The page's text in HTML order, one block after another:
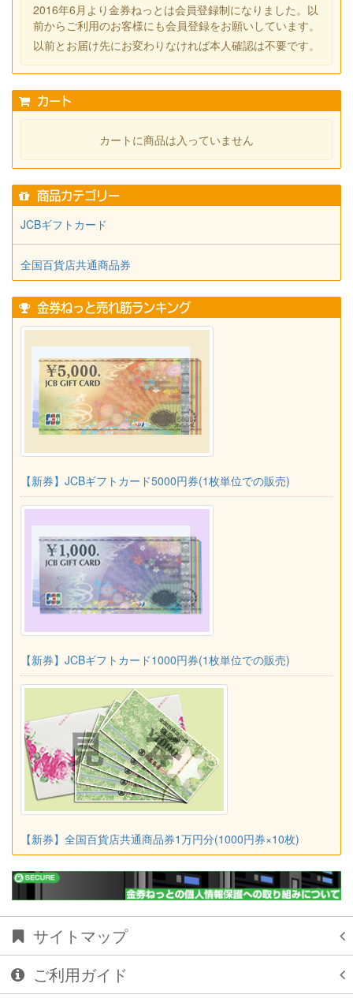
2016年6月より金券ねっとは会員登録制になりました。以
前からご利用のお客様にも会員登録をお願いしています。
以前とお届け先にお変わりなければ本人確認は不要です。
カート
カートに商品は入っていません
商品カテゴリー
JCBギフトカード
全国百貨店共通商品券
金券ねっと売れ筋ランキング
【新券】JCBギフトカード5000円券(1枚単位での販売)
【新券】JCBギフトカード1000円券(1枚単位での販売)
【新券】全国百貨店共通商品券1万円分(1000円券×10枚)
サイトマップ
ご利用ガイド